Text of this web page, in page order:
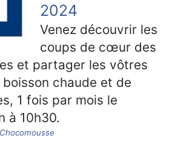
2024
Venez découvrir les
coups de cœur des
et partager les vôtres
boisson chaude et de
1 fois par mois le
à 10h30.
Chocomousse